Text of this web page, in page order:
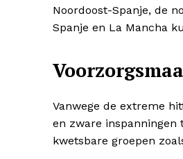
Noordoost-Spanje, de
Spanje en La Mancha
Vanwege de extreme
en zware inspanningen
kwetsbare groepen